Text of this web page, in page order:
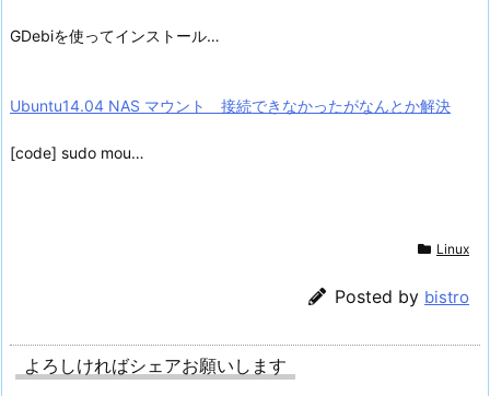
GDebiを使ってインストール…
Ubuntu14.04 NAS マウント 接続できなかったがなんとか解決
[code] sudo mou…
Linux
Posted by bistro
よろしければシェアお願いします